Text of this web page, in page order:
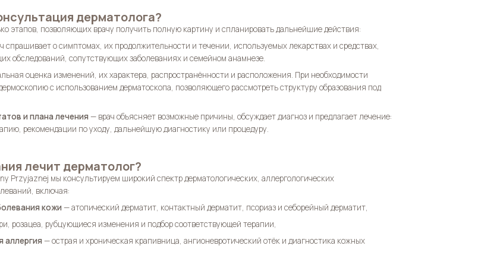
дерматолога?
этапов, позволяющих врачу получить полную картину и спланировать дальнейшие действия:
спрашивает о симптомах, их продолжительности и течении, используемых лекарствах и средствах,
обследований, сопутствующих заболеваниях и семейном анамнезе.
оценка изменений, их характера, распространённости и расположения. При необходимости
с использованием дерматоскопа, позволяющего рассмотреть структуру образования под
и плана лечения— врач объясняет возможные причины, обсуждает диагноз и предлагает лечение:
рекомендации по уходу, дальнейшую диагностику или процедуру.
лечит дерматолог?
Przyjaznej мы консультируем широкий спектр дерматологических, аллергологических
включая:
кожи— атопический дерматит, контактный дерматит, псориаз и себорейный дерматит,
розацеа, рубцующиеся изменения и подбор соответствующей терапии,
аллергия— острая и хроническая крапивница, ангионевротический отёк и диагностика кожных